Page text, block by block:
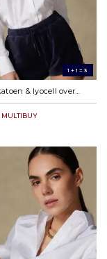
1+1=3
Albane wit katoen & lyocell overhemd
MULTIBUY